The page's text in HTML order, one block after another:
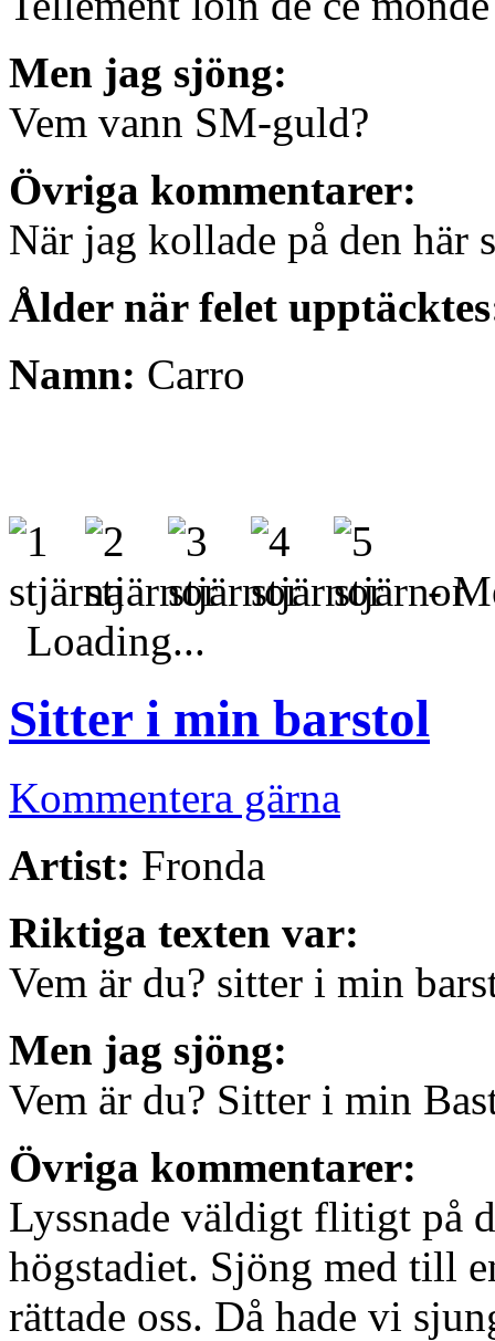
Men jag sjöng:
Vem vann SM-guld?
Övriga kommentarer:
När jag kollade på den här
Ålder när felet
Namn: Carro
-
Loading...
Sitter i min barstol
Kommentera gärna
Artist: Fronda
Riktiga texten var:
Vem är du? sitter i min
Men jag sjöng:
Vem är du? Sitter i min
Övriga kommentarer:
Lyssnade väldigt flitigt på
högstadiet. Sjöng med till
rättade oss. Då hade vi